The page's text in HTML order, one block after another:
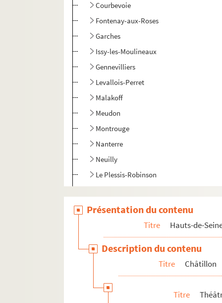
Courbevoie
Fontenay-aux-Roses
Garches
Issy-les-Moulineaux
Gennevilliers
Levallois-Perret
Malakoff
Meudon
Montrouge
Nanterre
Neuilly
Le Plessis-Robinson
Sceaux
Suresnes
Vanves
Val-de-Marne
Présentation du contenu
Titre Hauts-de-
Description du contenu
Titre Châtillon
Titre